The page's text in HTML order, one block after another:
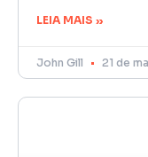
LEIA MAIS »
John Gill 21 de